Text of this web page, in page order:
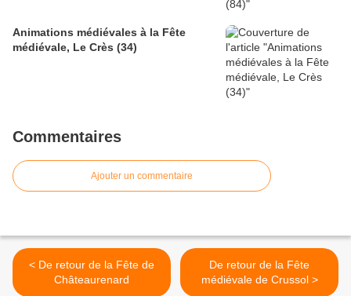
Animations médiévales à la Fête
médiévale, Le Crès (34)
Commentaires
Ajouter un commentaire
< De retour de la Fête de
Châteaurenard
De retour de la Fête
médiévale de Crussol >